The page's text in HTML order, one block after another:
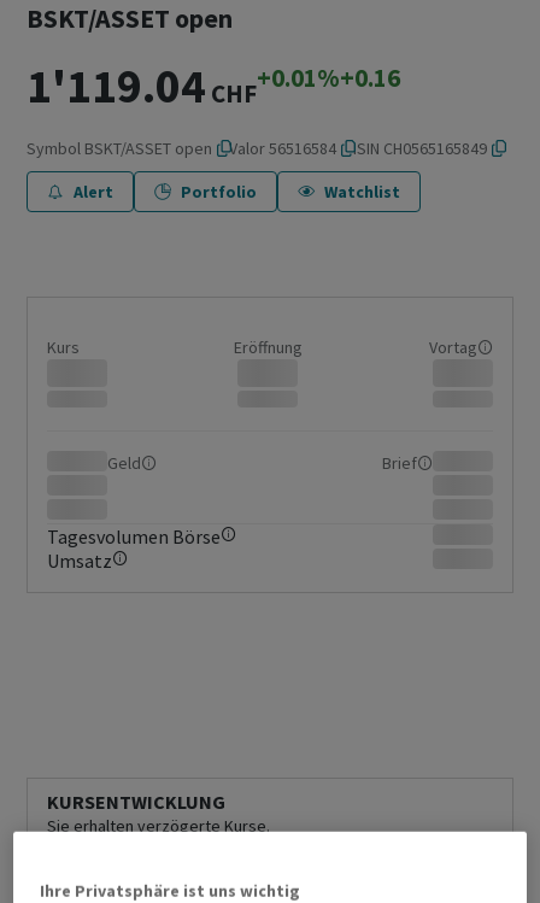
BSKT/ASSET open
1'119.04 CHF+0.01%+0.16
Symbol BSKT/ASSET open Valor56516584 ISIN CH0565165849
Alert
Portfolio Watchlist
Kurs Eröffnung Vortag
Geld Brief
Tagesvolumen Börse
Umsatz
KURSENTWICKLUNG
Sie erhalten verzögerte Kurse.
Ihre Privatsphäre ist uns wichtig